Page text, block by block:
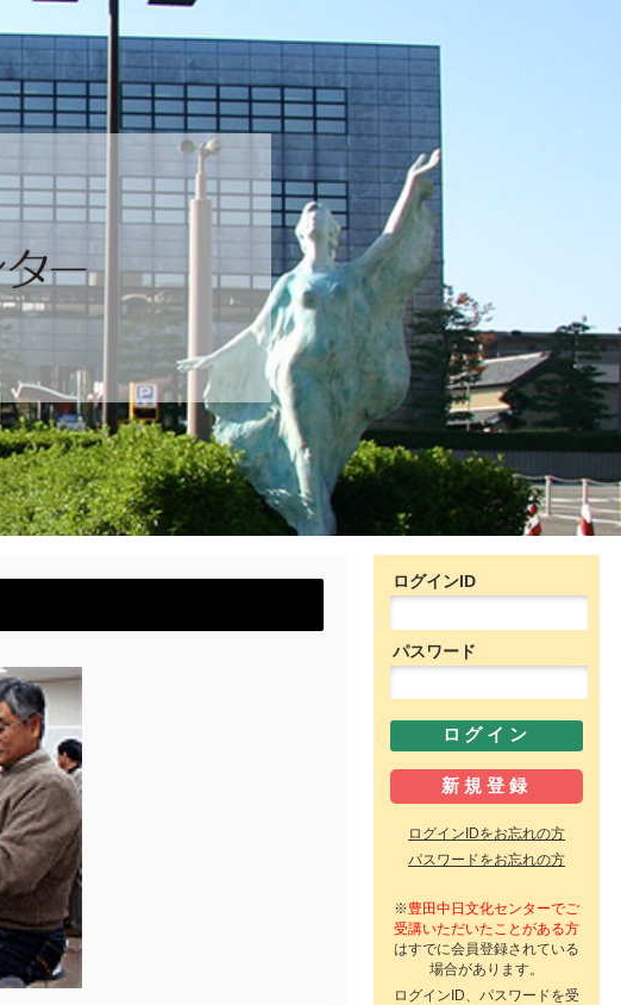
ログインID
パスワード
ログインIDをお忘れの方
パスワードをお忘れの方
※豊田中日文化センターでご
受講いただいたことがある方
はすでに会員登録されている
場合があります。
ログインID、パスワードを受